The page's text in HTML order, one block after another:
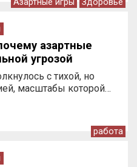
азартные
угрозой
с тихой, но
масштабы которой…
работа